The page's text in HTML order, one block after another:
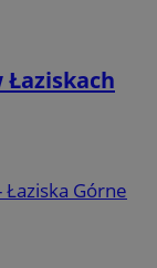
Górne